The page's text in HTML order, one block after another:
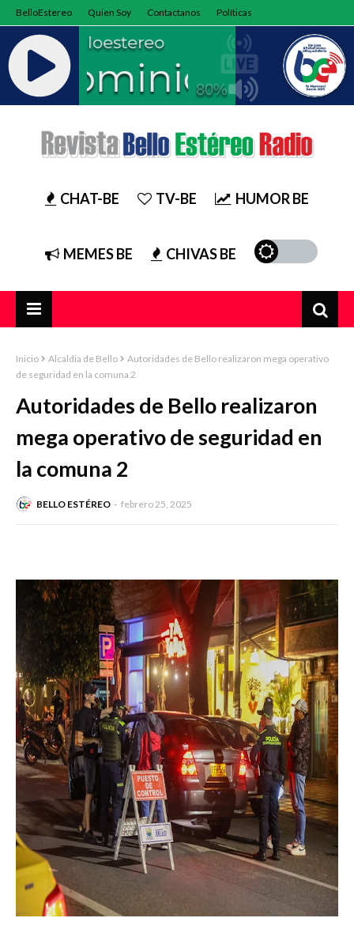
BelloEstereo Quien Soy Contactanos Políticas
CHAT-BE TV-BE HUMOR BE
MEMES BE CHIVAS BE
Inicio Alcaldia de Bello
Autoridades de Bello realizaron mega operativo
de seguridad en la comuna 2
Autoridades de Bello realizaron
mega operativo de seguridad en
la comuna 2
BELLO ESTÉREO febrero 25, 2025